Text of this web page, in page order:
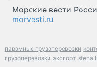
Морские вести
morvesti.ru
паромные грузоперевозки
грузоперевозки экспорт stena